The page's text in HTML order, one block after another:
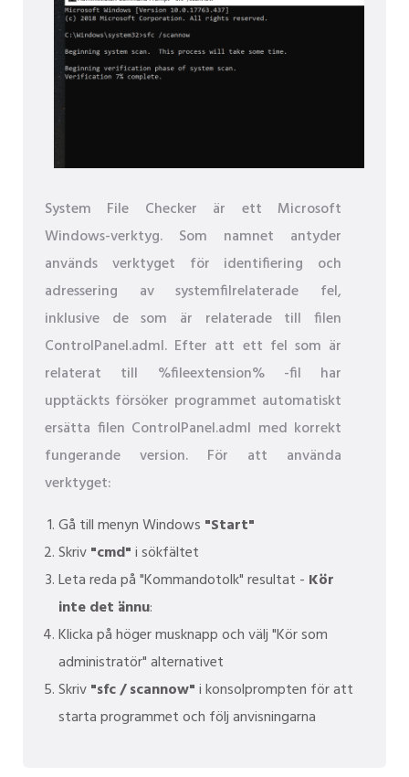
System File Checker är ett Microsoft
Windows-verktyg. Som namnet antyder
används verktyget för identifiering och
adressering av systemfilrelaterade fel,
inklusive de som är relaterade till filen
ControlPanel.adml. Efter att ett fel som är
relaterat till %fileextension% -fil har
upptäckts försöker programmet automatiskt
ersätta filen ControlPanel.adml med korrekt
fungerande version. För att använda
verktyget:
Gå till menyn Windows "Start"
Skriv"cmd"i sökfältet
Leta reda på "Kommandotolk" resultat - Kör
inte det ännu:
Klicka på höger musknapp och välj "Kör som
administratör" alternativet
Skriv"sfc / scannow"i konsolprompten för att
starta programmet och följ anvisningarna